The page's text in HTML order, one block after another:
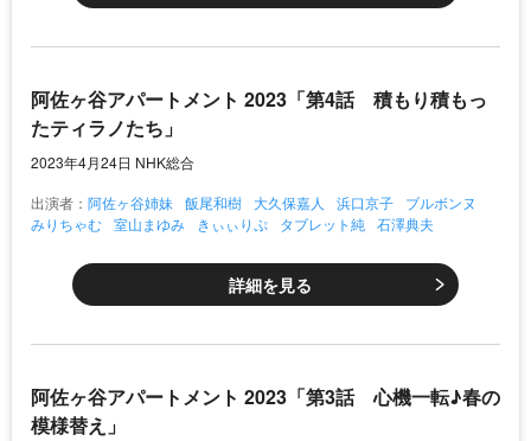
阿佐ヶ谷アパートメント 2023「第4話 積もり積もっ
たティラノたち」
2023年4月24日 NHK総合
出演者： 阿佐ヶ谷姉妹 飯尾和樹 大久保嘉人 浜口京子
ブルボンヌ
みりちゃむ 室山まゆみ きぃぃりぷ タブレット純 石澤典夫
詳細を見る
阿佐ヶ谷アパートメント 2023「第3話 心機一転♪春の
模様替え」